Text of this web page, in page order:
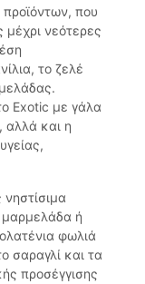
προϊόντων, που
μέχρι νεότερες
το ζελέ
Exotic με γάλα
αλλά και η
μαρμελάδα ή
φωλιά
σαραγλί και τα
προσέγγισης